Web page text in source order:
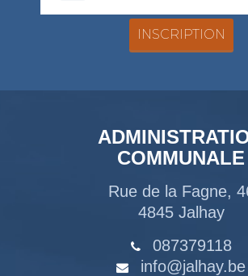
COMMUNALE
Rue de la Fagne,
4845 Jalhay
087379118
info@jalhay.be